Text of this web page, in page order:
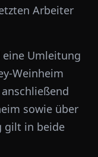
Arbeiter
eine Umleitung
Weinheim
sowie über
gilt in beide